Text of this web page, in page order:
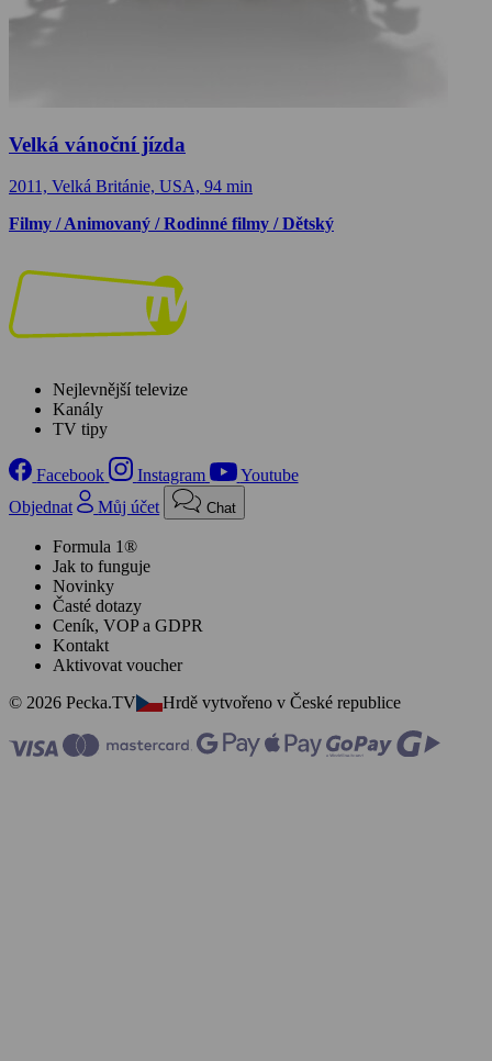
Velká vánoční jízda
2011, Velká Británie, USA, 94 min
Filmy / Animovaný / Rodinné filmy / Dětský
Nejlevnější televize
Kanály
TV tipy
Facebook Instagram
Youtube
Objednat
Můj účet Chat
Formula 1®
Jak to funguje
Novinky
Časté dotazy
Ceník, VOP a GDPR
Kontakt
Aktivovat voucher
© 2026 Pecka.TV
Hrdě vytvořeno v České republice